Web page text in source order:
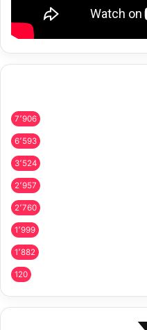
7٬906
6٬593
3٬524
2٬957
2٬760
1٬999
1٬882
120